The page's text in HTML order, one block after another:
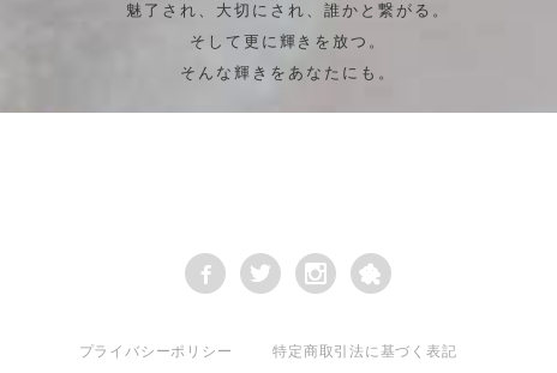
魅了され、大切にされ、誰かと繋がる。
そして更に輝きを放つ。
そんな輝きをあなたにも。
プライバシーポリシー 特定商取引法に基づく表記